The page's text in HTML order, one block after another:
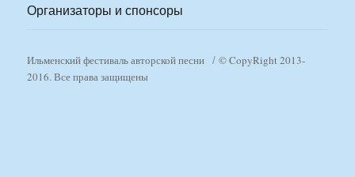
Организаторы и спонсоры
Ильменский фестиваль авторской песни
© CopyRight 2013-
2016. Все права защищены